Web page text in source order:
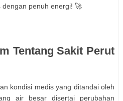
penuh energi! 🚀
Tentang Sakit Perut
kondisi medis yang ditandai oleh
air besar disertai perubahan